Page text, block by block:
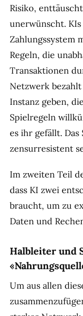
Risiko,
unerwünscht.
Zahlungssystem
Regeln, die
Transaktionen
Netzwerk
Instanz geben,
Spielregeln
es ihr gefällt.
zensurresistent
Im zweiten Teil
dass KI zwei
braucht, um zu
Daten und
Halbleiter und
Um aus allen